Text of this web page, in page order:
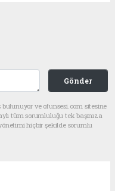
Gönder
ve ofunsesi.com sitesine
tüm sorumluluğu tek başınıza
hiçbir şekilde sorumlu